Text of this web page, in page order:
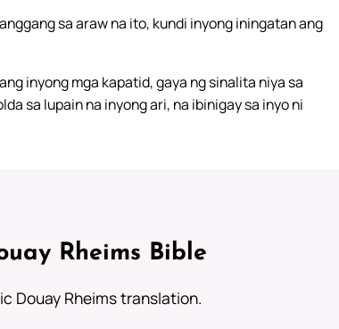
sa araw na ito, kundi inyong iningatan ang
inyong mga kapatid, gaya ng sinalita niya sa
sa lupain na inyong ari, na ibinigay sa inyo ni
Rheims Bible
Douay Rheims translation.